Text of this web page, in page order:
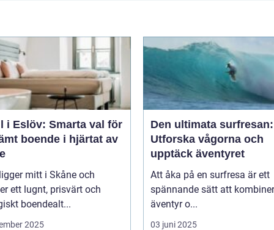
i Eslöv: Smarta val för
boende i hjärtat av
mitt i Skåne och
ett lugnt, prisvärt och
boendealt...
2025
Den ultimata surfresan:
Utforska vågorna och
upptäck äventyret
Att åka på en surfresa är ett
spännande sätt att
äventyr o...
03 juni 2025